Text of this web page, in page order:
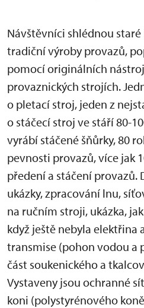
Návštěvníci shlédnou
tradiční výroby provazů,
pomocí originálních
provaznických strojích.
o pletací stroj, jeden z
o stáčecí stroj ve stáří 80-
vyrábí stáčené šňůrky, 80
pevnosti provazů, více jak
předení a stáčení provazů.
ukázky, zpracování lnu,
na ručním stroji, ukázka,
když ještě nebyla elektřina
transmise (pohon vodou a
část soukenického a
Vystaveny jsou ochranné
koni (polystyrénového